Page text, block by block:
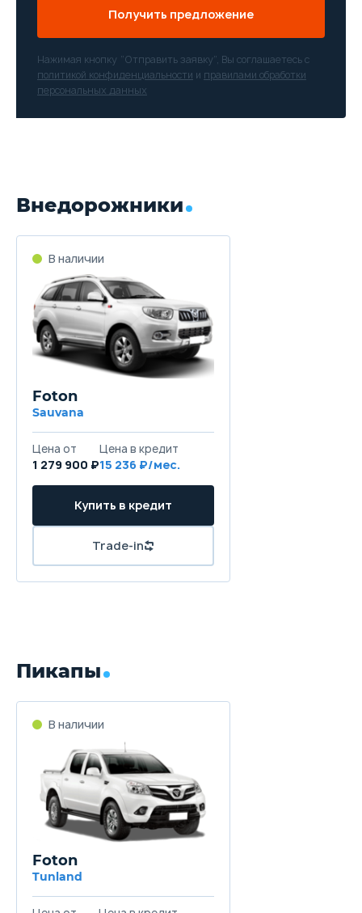
Получить предложение
Нажимая кнопку “Отправить заявку”, Вы соглашаетесь с
политикой конфиденциальности и правилами обработки
персональных данных
Внедорожники
В наличии
Foton
Sauvana
Цена от
1 279 900 ₽
Цена в кредит
15 236 ₽/мес.
Купить в кредит
Trade-in
Пикапы
В наличии
Foton
Tunland